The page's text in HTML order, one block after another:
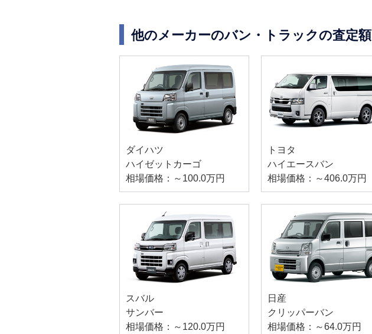
他のメーカーのバン・トラックの査定額
ダイハツ
ハイゼットカーゴ
相場価格：～100.0万円
トヨタ
ハイエースバン
相場価格：～406.0万円
スバル
サンバー
相場価格：～120.0万円
日産
クリッパーバン
相場価格：～64.0万円